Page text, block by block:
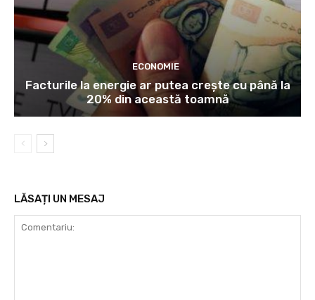
ECONOMIE
Facturile la energie ar putea crește cu până la
20% din această toamnă
LĂSAȚI UN MESAJ